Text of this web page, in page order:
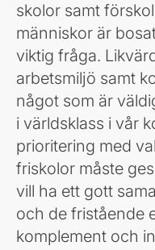
skolor samt
människor är
viktig fråga.
arbetsmiljö samt
något som är
i världsklass i vår
prioritering med
friskolor måste
vill ha ett gott
och de fristående
komplement och